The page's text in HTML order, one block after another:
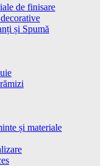
de finisare
și Spumă
și materiale